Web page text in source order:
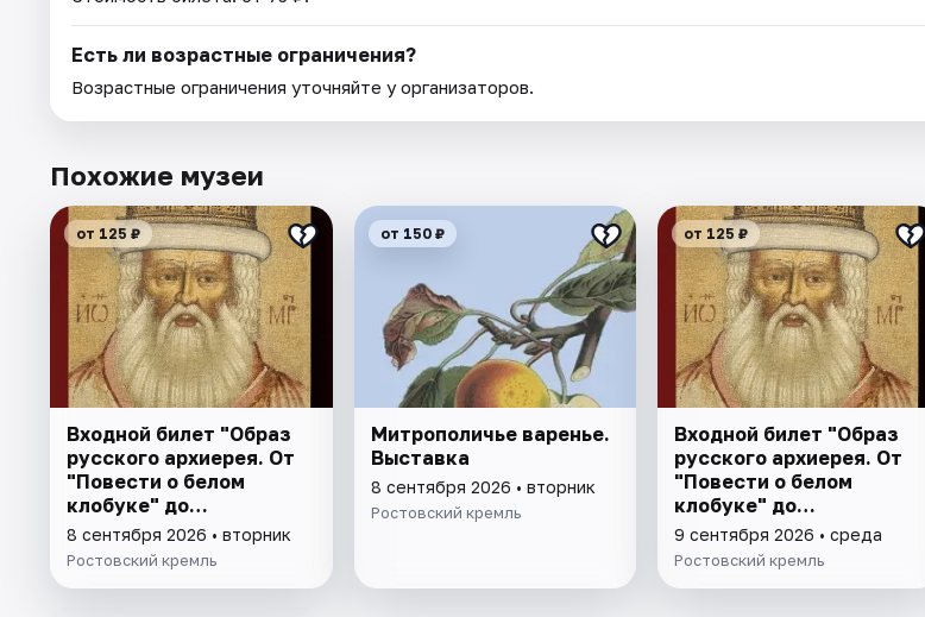
Есть ли возрастные ограничения?
Возрастные ограничения уточняйте у организаторов.
Похожие музеи
от 125 ₽
Входной билет "Образ
русского архиерея. От
"Повести о белом
клобуке" до
восстановления
патриаршества"
8 сентября 2026 • вторник
Ростовский кремль
от 150 ₽
Митрополичье варенье.
Выставка
8 сентября 2026 • вторник
Ростовский кремль
от 125 ₽
Входной билет "Образ
русского архиерея. От
"Повести о белом
клобуке" до
восстановления
патриаршества"
9 сентября 2026 • среда
Ростовский кремль